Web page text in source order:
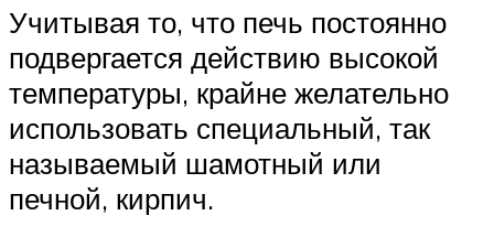
Учитывая то, что печь постоянно
подвергается действию высокой
температуры, крайне желательно
использовать специальный, так
называемый шамотный или
печной, кирпич.